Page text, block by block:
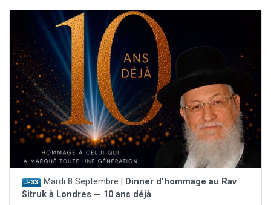
J-33 Mardi 8 Septembre |
Dinner d'hommage au Rav
Sitruk à Londres — 10 ans déjà